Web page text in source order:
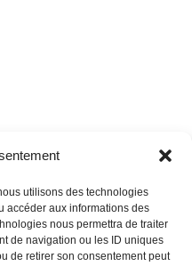
utilisons des technologies
accéder aux informations des
nous permettra de traiter
de navigation ou les ID uniques
de retirer son consentement peut